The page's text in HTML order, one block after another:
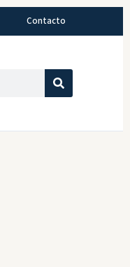
Contacto